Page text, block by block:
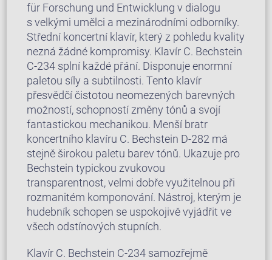
für Forschung und Entwicklung v dialogu
s velkými umělci a mezinárodními odborníky.
Střední koncertní klavír, který z pohledu kvality
nezná žádné kompromisy. Klavír C. Bechstein
C-234 splní každé přání. Disponuje enormní
paletou síly a subtilnosti. Tento klavír
přesvědčí čistotou neomezených barevných
možností, schopností změny tónů a svojí
fantastickou mechanikou. Menší bratr
koncertního klavíru C. Bechstein D-282 má
stejně širokou paletu barev tónů. Ukazuje pro
Bechstein typickou zvukovou
transparentnost, velmi dobře využitelnou při
rozmanitém komponování. Nástroj, kterým je
hudebník schopen se uspokojivě vyjádřit ve
všech odstínových stupních.
Klavír C. Bechstein C-234 samozřejmě